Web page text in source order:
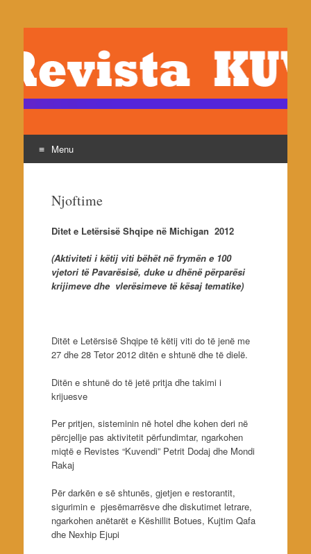
revistakuvendi.org
Revista Kuvendi- Reviste e shoqates Kuvendi, botues
Pjeter Jaku
Menu
contentNjoftime
Ditet e Letërsisë Shqipe në Michigan 2012
(Aktiviteti i këtij viti bëhët në frymën e 100
vjetori të Pavarësisë, duke u dhënë përparësi
krijimeve dhe vlerësimeve të kësaj tematike)
Ditët e Letërsisë Shqipe të këtij viti do të jenë me
27 dhe 28 Tetor 2012 ditën e shtunë dhe të dielë.
Ditën e shtunë do të jetë pritja dhe takimi i
krijuesve
Per pritjen, sisteminin në hotel dhe kohen deri në
përcjellje pas aktivitetit përfundimtar, ngarkohen
miqtë e Revistes “Kuvendi” Petrit Dodaj dhe Mondi
Rakaj
Për darkën e së shtunës, gjetjen e restorantit,
sigurimin e pjesëmarrësve dhe diskutimet letrare,
ngarkohen anëtarët e Këshillit Botues, Kujtim Qafa
dhe Nexhip Ejupi